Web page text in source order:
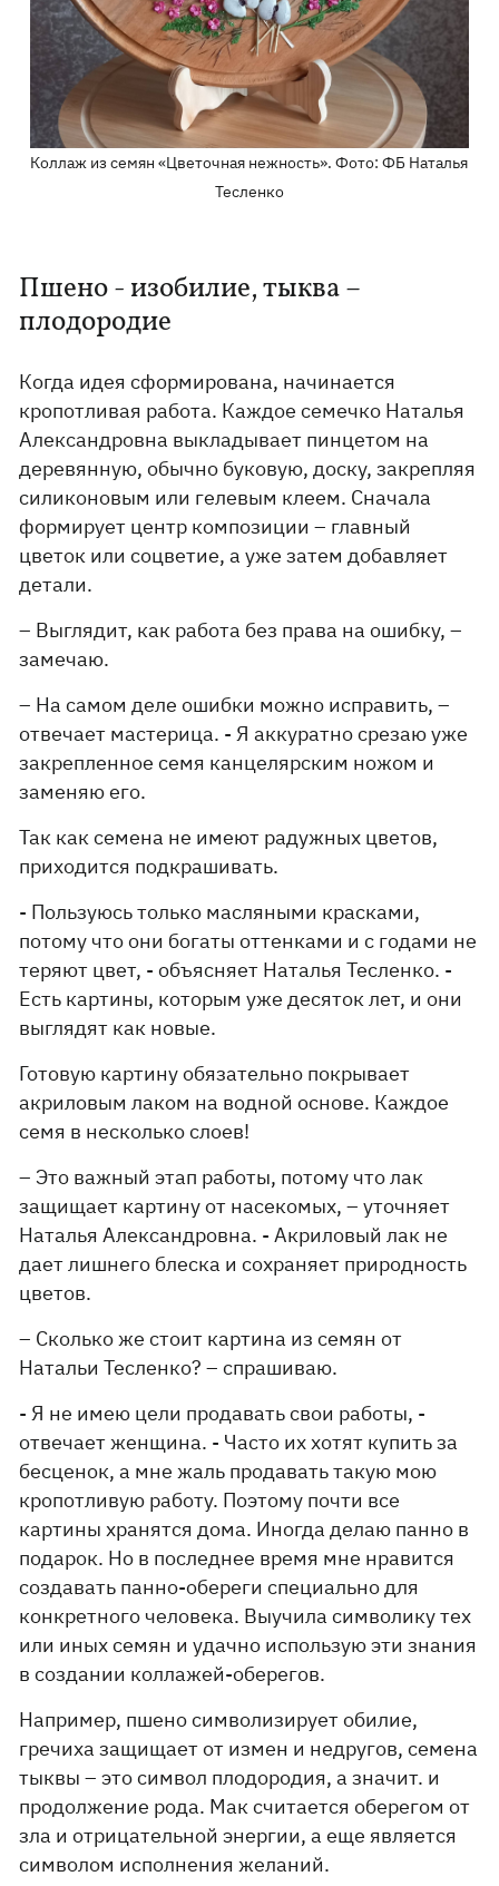
Коллаж из семян «Цветочная нежность». Фото: ФБ Наталья
Тесленко
Пшено - изобилие, тыква –
плодородие
Когда идея сформирована, начинается
кропотливая работа. Каждое семечко Наталья
Александровна выкладывает пинцетом на
деревянную, обычно буковую, доску, закрепляя
силиконовым или гелевым клеем. Сначала
формирует центр композиции – главный
цветок или соцветие, а уже затем добавляет
детали.
– Выглядит, как работа без права на ошибку, –
замечаю.
– На самом деле ошибки можно исправить, –
отвечает мастерица. - Я аккуратно срезаю уже
закрепленное семя канцелярским ножом и
заменяю его.
Так как семена не имеют радужных цветов,
приходится подкрашивать.
- Пользуюсь только масляными красками,
потому что они богаты оттенками и с годами не
теряют цвет, - объясняет Наталья Тесленко. -
Есть картины, которым уже десяток лет, и они
выглядят как новые.
Готовую картину обязательно покрывает
акриловым лаком на водной основе. Каждое
семя в несколько слоев!
– Это важный этап работы, потому что лак
защищает картину от насекомых, – уточняет
Наталья Александровна. - Акриловый лак не
дает лишнего блеска и сохраняет природность
цветов.
– Сколько же стоит картина из семян от
Натальи Тесленко? – спрашиваю.
- Я не имею цели продавать свои работы, -
отвечает женщина. - Часто их хотят купить за
бесценок, а мне жаль продавать такую ​​мою
кропотливую работу. Поэтому почти все
картины хранятся дома. Иногда делаю панно в
подарок. Но в последнее время мне нравится
создавать панно-обереги специально для
конкретного человека. Выучила символику тех
или иных семян и удачно использую эти знания
в создании коллажей-оберегов.
Например, пшено символизирует обилие,
гречиха защищает от измен и недругов, семена
тыквы – это символ плодородия, а значит. и
продолжение рода. Мак считается оберегом от
зла ​​и отрицательной энергии, а еще является
символом исполнения желаний.